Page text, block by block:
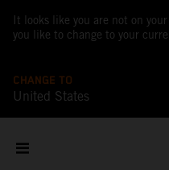
It looks like you are not on
you like to change to your
CHANGE TO
United States